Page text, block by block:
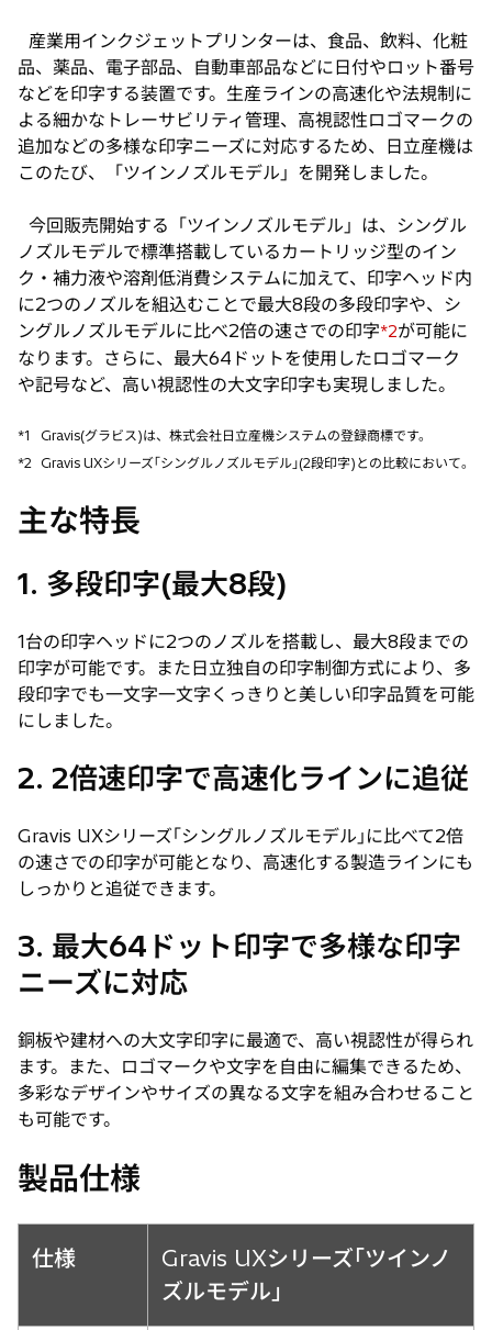
産業用インクジェットプリンターは、食品、飲料、化粧
品、薬品、電子部品、自動車部品などに日付やロット番号
などを印字する装置です。生産ラインの高速化や法規制に
よる細かなトレーサビリティ管理、高視認性ロゴマークの
追加などの多様な印字ニーズに対応するため、日立産機は
このたび、「ツインノズルモデル」を開発しました。
今回販売開始する「ツインノズルモデル」は、シングル
ノズルモデルで標準搭載しているカートリッジ型のイン
ク・補力液や溶剤低消費システムに加えて、印字ヘッド内
に2つのノズルを組込むことで最大8段の多段印字や、シ
ングルノズルモデルに比べ2倍の速さでの印字*2が可能に
なります。さらに、最大64ドットを使用したロゴマーク
や記号など、高い視認性の大文字印字も実現しました。
*1
Gravis(グラビス)は、株式会社日立産機システムの登録商標です。
*2
Gravis UXシリーズ｢シングルノズルモデル｣(2段印字)との比較において。
主な特長
1. 多段印字(最大8段)
1台の印字ヘッドに2つのノズルを搭載し、最大8段までの
印字が可能です。また日立独自の印字制御方式により、多
段印字でも一文字一文字くっきりと美しい印字品質を可能
にしました。
2. 2倍速印字で高速化ラインに追従
Gravis UXシリーズ｢シングルノズルモデル｣に比べて2倍
の速さでの印字が可能となり、高速化する製造ラインにも
しっかりと追従できます。
3. 最大64ドット印字で多様な印字
ニーズに対応
銅板や建材への大文字印字に最適で、高い視認性が得られ
ます。また、ロゴマークや文字を自由に編集できるため、
多彩なデザインやサイズの異なる文字を組み合わせること
も可能です。
製品仕様
仕様
Gravis UXシリーズ｢ツインノ
ズルモデル｣